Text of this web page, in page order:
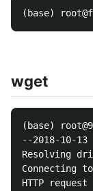
wget
(base)
--2018-10-13
Resolving
Connecting
HTTP